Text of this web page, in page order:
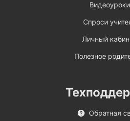
Видеоуроки
Спроси
Личный
Полезное
Обратная